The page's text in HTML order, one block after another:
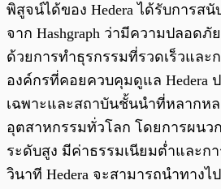
พิสูจน์ได้ของ Hedera ได้รับการส
จาก Hashgraph ว่ามีความปลอดภั
ด้วยการทำธุรกรรมที่รวดเร็วและ
องค์กรที่คอยควบคุมดูแล Hedera
เฉพาะและสถาบันชั้นนำที่หลากห
อุตสาหกรรมทั่วโลก โดยการผนว
ระดับสูง มีค่าธรรมเนียมต่ำและก
วินาที Hedera จะสามารถนำทาง